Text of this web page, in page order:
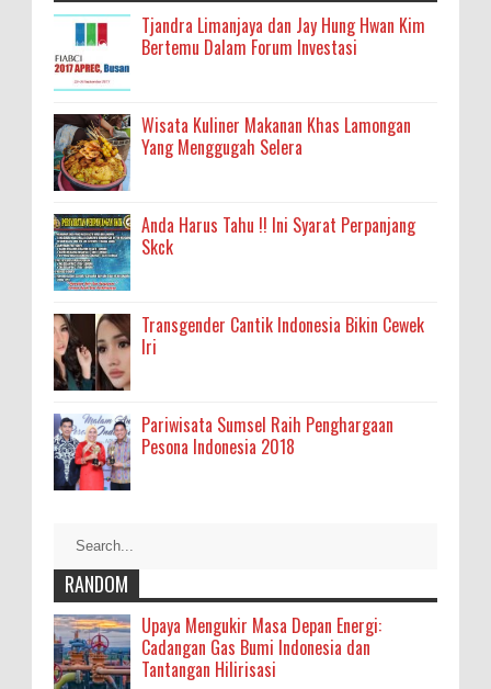
Tjandra Limanjaya dan Jay Hung Hwan Kim
Bertemu Dalam Forum Investasi
Wisata Kuliner Makanan Khas Lamongan
Yang Menggugah Selera
Anda Harus Tahu !! Ini Syarat Perpanjang
Skck
Transgender Cantik Indonesia Bikin Cewek
Iri
Pariwisata Sumsel Raih Penghargaan
Pesona Indonesia 2018
RANDOM
Upaya Mengukir Masa Depan Energi:
Cadangan Gas Bumi Indonesia dan
Tantangan Hilirisasi